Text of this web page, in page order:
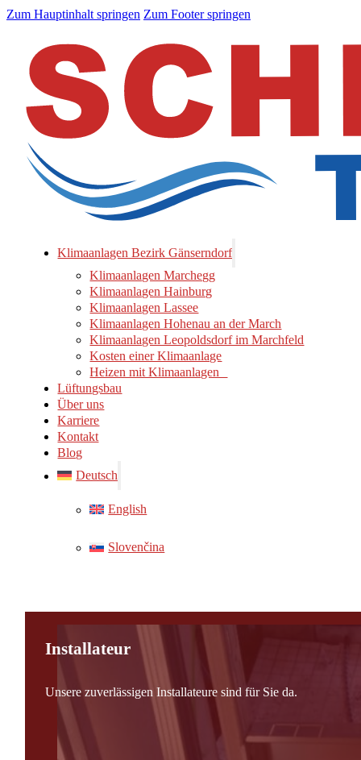
Zum Hauptinhalt springen Zum Footer springen
Klimaanlagen Bezirk Gänserndorf
Klimaanlagen Marchegg
Klimaanlagen Hainburg
Klimaanlagen Lassee
Klimaanlagen Hohenau an der March
Klimaanlagen Leopoldsdorf im Marchfeld
Kosten einer Klimaanlage
Heizen mit Klimaanlagen
Lüftungsbau
Über uns
Karriere
Kontakt
Blog
Deutsch
English
Slovenčina
Installateur
Unsere zuverlässigen Installateure sind für Sie da.